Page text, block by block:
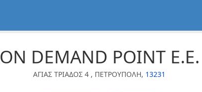
ON DEMAND POINT Ε.Ε.
ΑΓΙΑΣ ΤΡΙΑΔΟΣ 4 , ΠΕΤΡΟΥΠΟΛΗ, 13231